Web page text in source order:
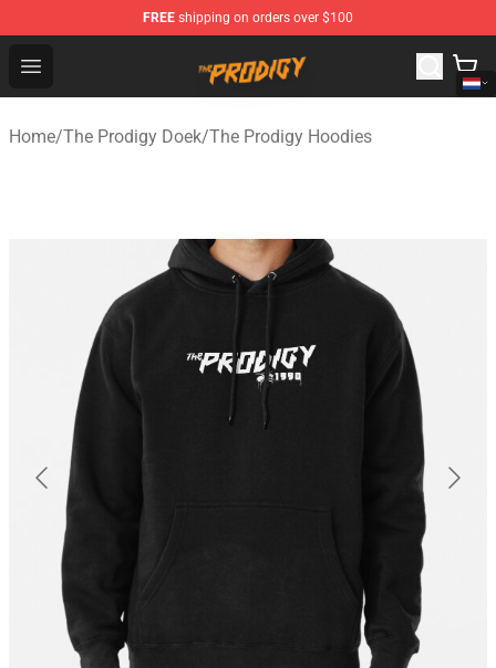
FREE shipping on orders over $100
Open menu
The Prodigy Store - Official The Prodigy Merchandise
Home/The Prodigy Doek/The Prodigy Hoodies